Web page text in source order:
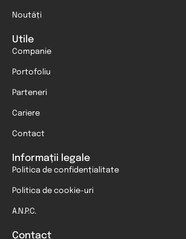
Noutăți
Utile
Companie
Portofoliu
Parteneri
Cariere
Contact
Informații legale
Politica de confidențialitate
Politica de cookie-uri
A.N.P.C.
Contact